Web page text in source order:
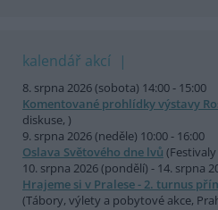
kalendář akcí
8. srpna 2026 (sobota) 14:00 - 15:00
Komentované prohlídky výstavy
diskuse, )
9. srpna 2026 (neděle) 10:00 - 16:00
Oslava Světového dne lvů
10. srpna 2026 (pondělí) - 14. srpna
Hrajeme si v Pralese - 2. turnus
(Tábory, výlety a pobytové akce,